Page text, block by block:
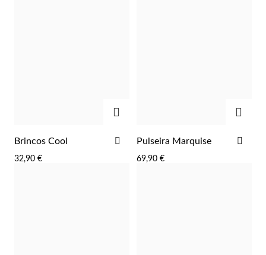
Brincos Cool
32,90 €
ADICIONAR
FAVORITOS
Pulseira Marquise
69,90 €